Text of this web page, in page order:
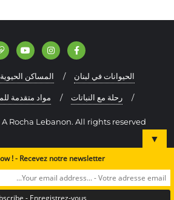
الحيوانات في لبنان المساكن الحيوية
رحلة مع النباتات مواد متقدمة
Rocha Lebanon. All rights reserved.
▼
! - Recevez notre newsletter !